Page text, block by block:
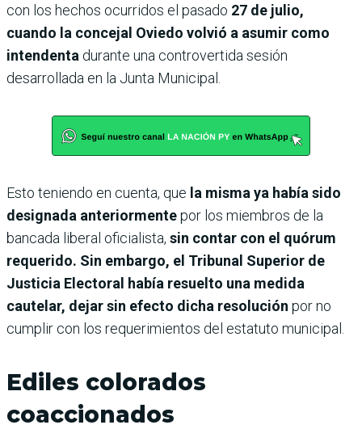
con los hechos ocurridos el pasado 27 de julio,
cuando la concejal Oviedo volvió a asumir como
intendenta durante una controvertida sesión
desarrollada en la Junta Municipal.
Esto teniendo en cuenta, que la misma ya había sido
designada anteriormentepor los miembros de la
bancada liberal oficialista, sin contar con el quórum
requerido. Sin embargo, el Tribunal Superior de
Justicia Electoral había resuelto una medida
cautelar, dejar sin efecto dicha resolución por no
cumplir con los requerimientos del estatuto municipal.
Ediles colorados
coaccionados